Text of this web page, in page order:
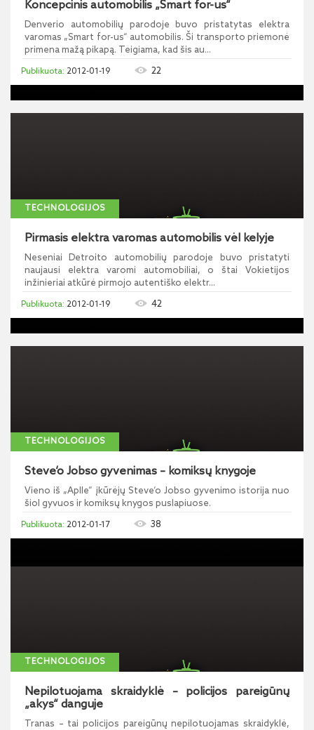
Koncepcinis automobilis „Smart for-us“
Denverio automobilių parodoje buvo pristatytas elektra
varomas „Smart for-us“ automobilis. Ši transporto priemonė
primena mažą pikapą. Teigiama, kad šis au...
2012-01-19 22
TECHNOLOGIJOS
Pirmasis elektra varomas automobilis vėl kelyje
Neseniai Detroito automobilių parodoje buvo pristatyti
naujausi elektra varomi automobiliai, o štai Vokietijos
inžinieriai atkūrė pirmojo autentiško elektr...
2012-01-19 42
TECHNOLOGIJOS
Steve‘o Jobso gyvenimas – komiksų knygoje
Vieno iš „Aplle“ įkūrėjų Steve‘o Jobso gyvenimo istorija nuo
šiol gyvuos ir komiksų knygos puslapiuose.
2012-01-17 38
TECHNOLOGIJOS
Nepilotuojama skraidyklė – policijos pareigūnų
„akys“ danguje
Tranas – tai policijos pareigūnų nepilotuojamas skraidyklė,